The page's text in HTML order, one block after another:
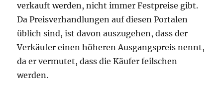
verkauft werden, nicht immer Festpreise gibt.
Da Preisverhandlungen auf diesen Portalen
üblich sind, ist davon auszugehen, dass der
Verkäufer einen höheren Ausgangspreis nennt,
da er vermutet, dass die Käufer feilschen
werden.